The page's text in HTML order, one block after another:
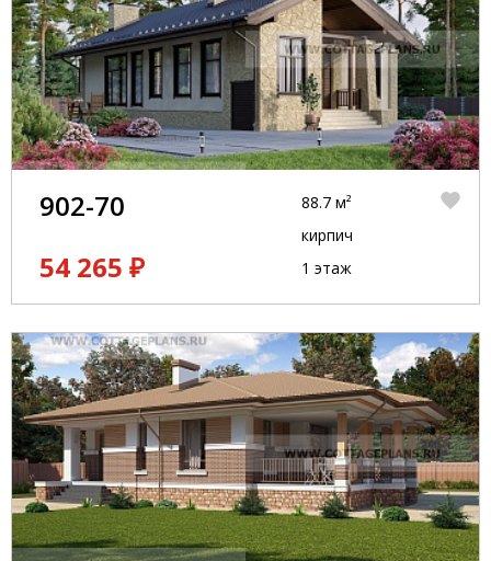
902-70
54 265 ₽
88.7 м²
кирпич
1 этаж